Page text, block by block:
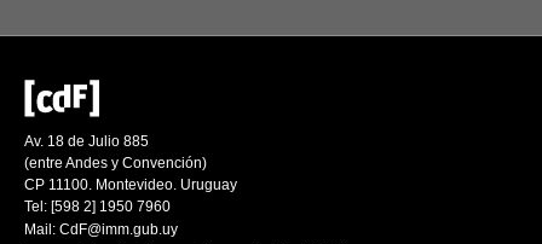
Av. 18 de Julio 885
(entre Andes y Convención)
CP 11100. Montevideo. Uruguay
Tel: [598 2] 1950 7960
Mail: CdF@imm.gub.uy